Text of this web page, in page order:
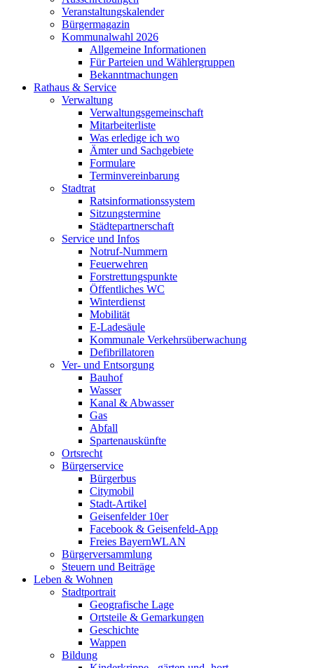
Veranstaltungskalender
Bürgermagazin
Kommunalwahl 2026
Allgemeine Informationen
Für Parteien und Wählergruppen
Bekanntmachungen
Rathaus & Service
Verwaltung
Verwaltungsgemeinschaft
Mitarbeiterliste
Was erledige ich wo
Ämter und Sachgebiete
Formulare
Terminvereinbarung
Stadtrat
Ratsinformationssystem
Sitzungstermine
Städtepartnerschaft
Service und Infos
Notruf-Nummern
Feuerwehren
Forstrettungspunkte
Öffentliches WC
Winterdienst
Mobilität
E-Ladesäule
Kommunale Verkehrsüberwachung
Defibrillatoren
Ver- und Entsorgung
Bauhof
Wasser
Kanal & Abwasser
Gas
Abfall
Spartenauskünfte
Ortsrecht
Bürgerservice
Bürgerbus
Citymobil
Stadt-Artikel
Geisenfelder 10er
Facebook & Geisenfeld-App
Freies BayernWLAN
Bürgerversammlung
Steuern und Beiträge
Leben & Wohnen
Stadtportrait
Geografische Lage
Ortsteile & Gemarkungen
Geschichte
Wappen
Bildung